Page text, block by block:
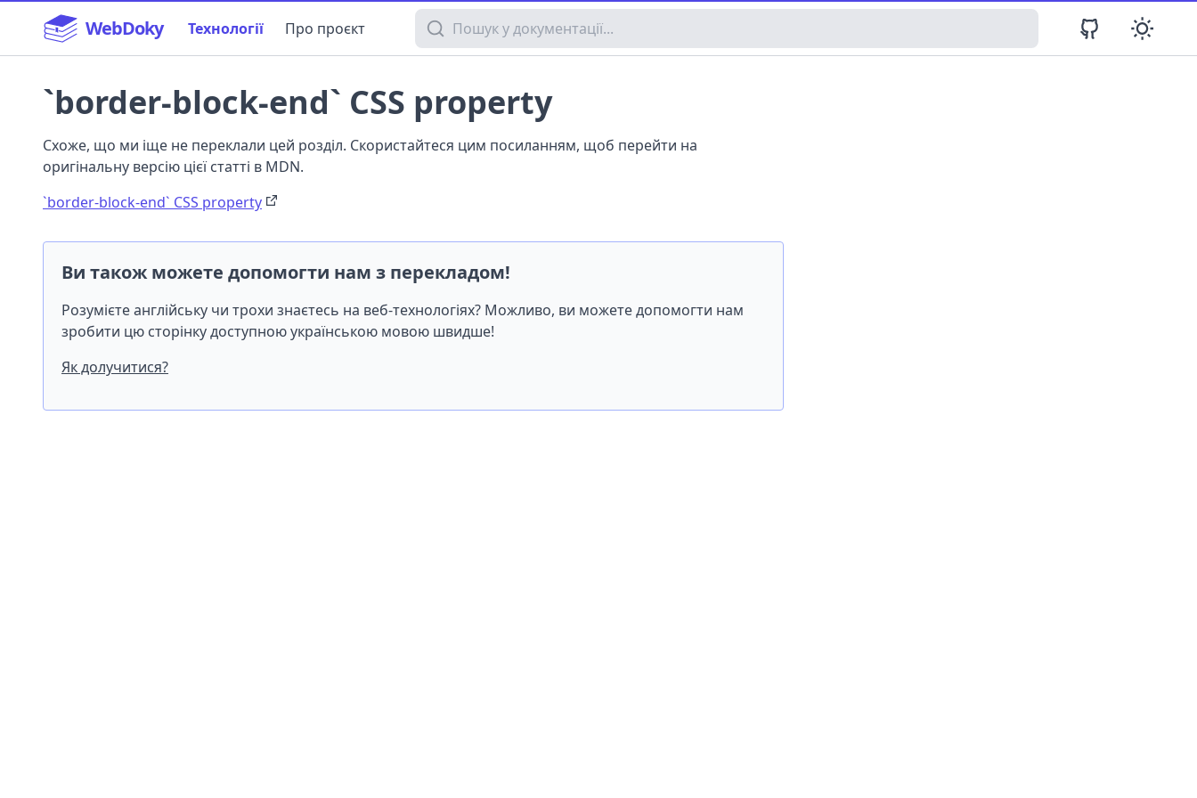
WebDoky Технології Про проєкт Пошук у документації
`border-block-end` CSS property
Схоже, що ми іще не переклали цей розділ. Скористайтеся цим посиланням, щоб перейти на
оригінальну версію цієї статті в MDN.
`border-block-end` CSS property
Ви також можете допомогти нам з перекладом!
Розумієте англійську чи трохи знаєтесь на веб-технологіях? Можливо, ви можете допомогти нам
зробити цю сторінку доступною українською мовою швидше!
Як долучитися?